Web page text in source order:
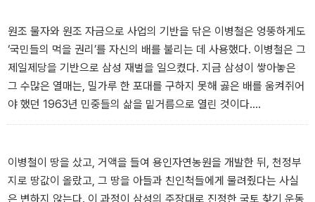
코웃음도 아까운 방탕이었다.
_ 삼성그룹의 출범
원조 물자와 원조 자금으로 사업의 기반을 닦은 이병철은 엉뚱하게도
‘국민들의 먹을 권리’를 자신의 배를 불리는 데 사용했다. 이병철은 그
제일제당을 기반으로 삼성 재벌을 일으켰다. 지금 삼성이 쌓아놓은
그 수많은 열매는, 밀가루 한 포대를 구하지 못해 곯은 배를 움켜쥐어
야 했던 1963년 민중들의 삶을 밑거름으로 열린 것이다.
_ 삼분폭리 사건과 제일제당
이병철이 땅을 샀고, 거액을 들여 용인자연농원을 개발한 뒤, 천정부
지로 땅값이 올랐고, 그 땅을 아들과 친인척들에게 물려줬다는 사실
은 변하지 않는다. 이 과정이 삼성의 주장대로 진정한 국토 찾기 운동